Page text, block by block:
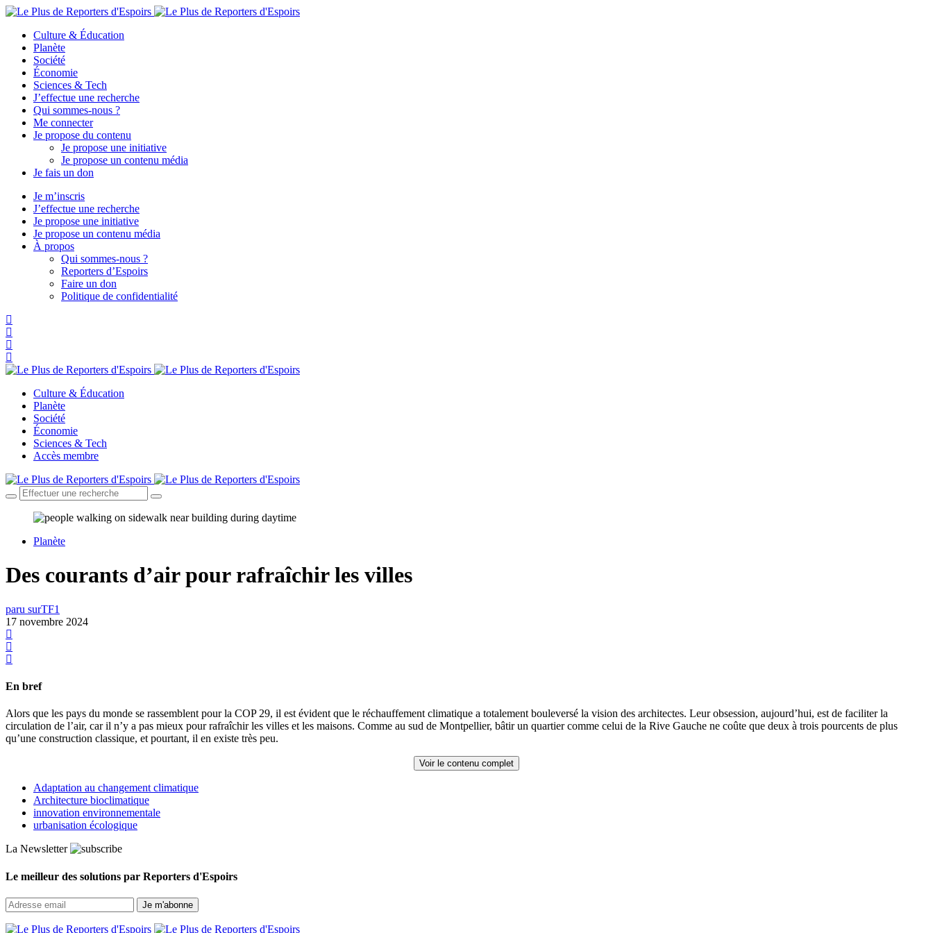
Culture & Éducation
Planète
Société
Économie
Sciences & Tech
J’effectue une recherche
Qui sommes-nous ?
Me connecter
Je propose du contenu
Je propose une initiative
Je propose un contenu média
Je fais un don
Je m’inscris
J’effectue une recherche
Je propose une initiative
Je propose un contenu média
À propos
Qui sommes-nous ?
Reporters d’Espoirs
Faire un don
Politique de confidentialité
Culture & Éducation
Planète
Société
Économie
Sciences & Tech
Accès membre
Planète
Des courants d’air pour rafraîchir les villes
paru surTF1
17 novembre 2024
En bref
Alors que les pays du monde se rassemblent pour la COP 29, il est évident que le réchauffement climatique a totalement bouleversé la vision des architectes. Leur obsession, aujourd’hui, est de faciliter la
circulation de l’air, car il n’y a pas mieux pour rafraîchir les villes et les maisons. Comme au sud de Montpellier, bâtir un quartier comme celui de la Rive Gauche ne coûte que deux à trois pourcents de plus
qu’une construction classique, et pourtant, il en existe très peu.
Voir le contenu complet
Adaptation au changement climatique
Architecture bioclimatique
innovation environnementale
urbanisation écologique
La Newsletter
Le meilleur des solutions par Reporters d'Espoirs